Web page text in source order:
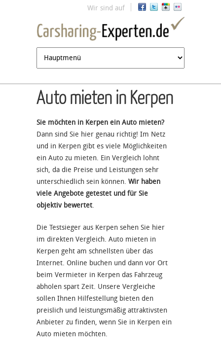
Jump to navigation
Wir sind auf
Auto mieten in Kerpen
Sie möchten in Kerpen ein Auto mieten?
Dann sind Sie hier genau richtig! Im Netz
und in Kerpen gibt es viele Möglichkeiten
ein Auto zu mieten. Ein Vergleich lohnt
sich, da die Preise und Leistungen sehr
unterschiedlich sein können. Wir haben
viele Angebote getestet und für Sie
objektiv bewertet.
Die Testsieger aus Kerpen sehen Sie hier
im direkten Vergleich. Auto mieten in
Kerpen geht am schnellsten über das
Internet. Online buchen und dann vor Ort
beim Vermieter in Kerpen das Fahrzeug
abholen spart Zeit. Unsere Vergleiche
sollen Ihnen Hilfestellung bieten den
preislich und leistungsmäßig attraktivsten
Anbieter zu finden, wenn Sie in Kerpen ein
Auto mieten möchten.